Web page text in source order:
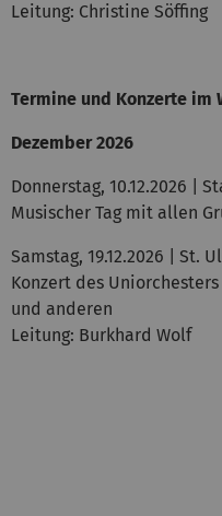
Leitung: Christine Söffing
Termine und Konzerte im
Dezember 2026
Donnerstag, 10.12.2026 |
Musischer Tag mit allen
Samstag, 19.12.2026 | St.
Konzert des
und anderen
Leitung: Burkhard Wolf